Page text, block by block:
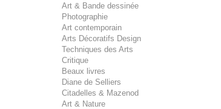
Art & Bande dessinée
Photographie
Art contemporain
Arts Décoratifs Design
Techniques des Arts
Critique
Beaux livres
Diane de Selliers
Citadelles & Mazenod
Art & Nature